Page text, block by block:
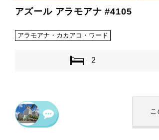
アズール アラモアナ #4105
アラモアナ・カカアコ・ワード
2